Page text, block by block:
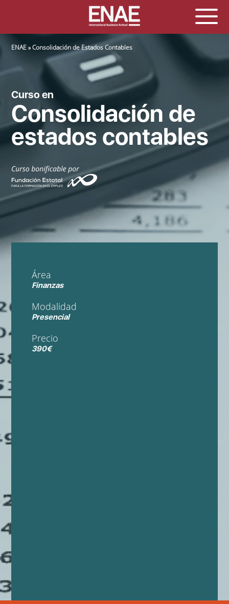
SOBRESCRIBIR ENLACES DE AYUDA A LA NAVEGACIÓN
ENAE Consolidación de Estados Contables
Curso en
Consolidación de
estados contables
Área
Finanzas
Modalidad
Presencial
Precio
390€